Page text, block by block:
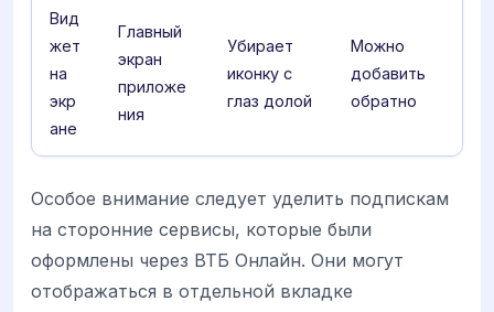
Вид
жет
на
экр
ане
Главный
экран
приложе
ния
Убирает
иконку с
глаз долой
Можно
добавить
обратно
Особое внимание следует уделить подпискам
на сторонние сервисы, которые были
оформлены через ВТБ Онлайн. Они могут
отображаться в отдельной вкладке